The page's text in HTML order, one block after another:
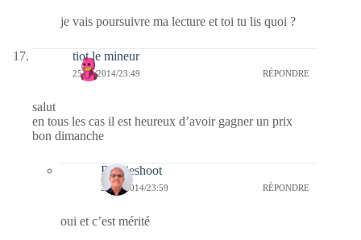
je vais poursuivre ma lecture et toi tu lis quoi ?
tiot le mineur
25/10/2014/23:49 RÉPONDRE
salut
en tous les cas il est heureux d’avoir gagner un prix
bon dimanche
Bernieshoot
25/10/2014/23:59 RÉPONDRE
oui et c’est mérité